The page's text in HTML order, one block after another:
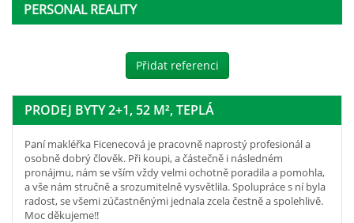
PERSONAL REALITY
Přidat referenci
PRODEJ BYTY 2+1, 52 M², TEPLÁ
Paní makléřka Ficenecová je pracovně naprostý profesionál a
osobně dobrý člověk. Při koupi, a částečně i následném
pronájmu, nám se vším vždy velmi ochotně poradila a pomohla,
a vše nám stručně a srozumitelně vysvětlila. Spolupráce s ní byla
radost, se všemi zúčastněnými jednala zcela čestně a spolehlivě.
Moc děkujeme!!